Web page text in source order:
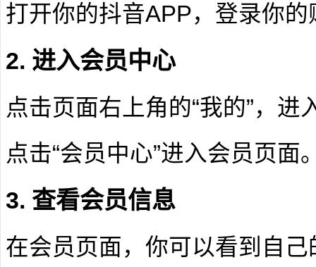
打开你的抖音APP，登录你的
2. 进入会员中心
点击页面右上角的“我的”，
点击“会员中心”进入会员页面
3. 查看会员信息
在会员页面，你可以看到自